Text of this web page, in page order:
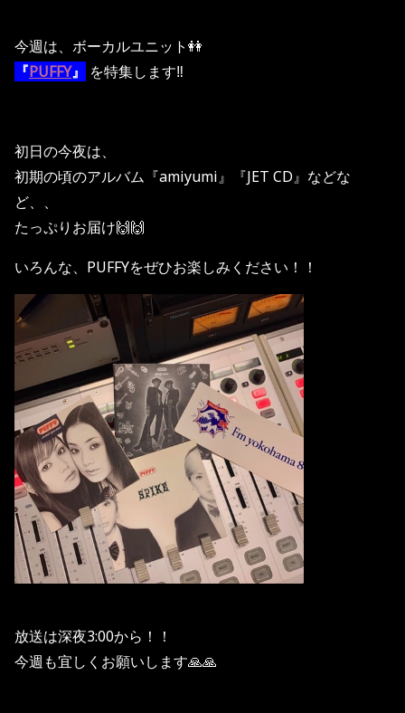
今週は、ボーカルユニット👭
『PUFFY』 を特集します‼️
初日の今夜は、
初期の頃のアルバム『amiyumi』『JET CD』などな
ど、、
たっぷりお届け🙌🙌
いろんな、PUFFYをぜひお楽しみください！！
放送は深夜3:00から！！
今週も宜しくお願いします🙏🙏